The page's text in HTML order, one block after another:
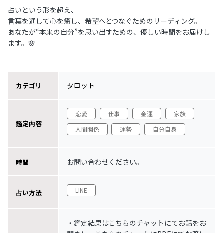
占いという形を超え、
言葉を通して心を癒し、希望へとつなぐためのリーディング。
あなたが“本来の自分”を思い出すための、優しい時間をお届けし
ます。🌸
カテゴリ タロット
鑑定内容
恋愛 仕事 金運
家族
人間関係
運勢 自分自身
時間 お問い合わせください。
占い方法 LINE
・鑑定結果はこちらのチャットにてお話をお